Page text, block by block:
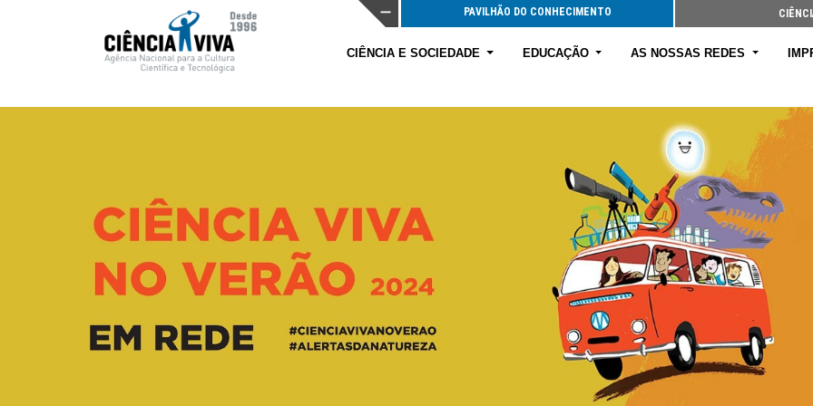
PAVILHÃO DO CONHECIMENTO
CIÊNCIA E SOCIEDADE EDUCAÇÃO AS NOSSAS REDES